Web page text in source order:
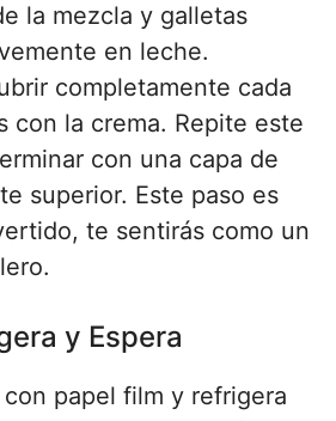
la mezcla y galletas
en leche.
completamente cada
con la crema. Repite este
con una capa de
superior. Este paso es
te sentirás como un
y Espera
papel film y refrigera